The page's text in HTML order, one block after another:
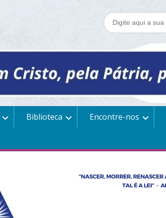
Biblioteca Encontre-nos